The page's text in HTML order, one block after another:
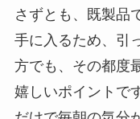
さずとも、既製品
手に入るため、引
方でも、その都度
嬉しいポイントで